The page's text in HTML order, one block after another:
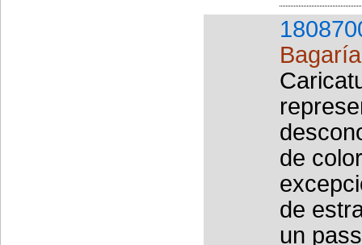
de
de
un